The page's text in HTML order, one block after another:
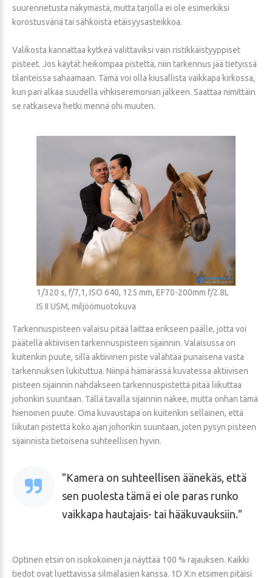
suurennetusta näkymästä, mutta tarjolla ei ole esimerkiksi
korostusväriä tai sähköistä etäisyysasteikkoa.
Valikosta kannattaa kytkeä valittaviksi vain ristikkäistyyppiset
pisteet. Jos käytät heikompaa pistettä, niin tarkennus jää tietyissä
tilanteissa sahaamaan. Tämä voi olla kiusallista vaikkapa kirkossa,
kun pari alkaa suudella vihkiseremonian jälkeen. Saattaa nimittäin
se ratkaiseva hetki mennä ohi muuten.
1/320 s, f/7,1, ISO 640, 125 mm, EF70-200mm f/2.8L
IS II USM, miljöömuotokuva
Tarkennuspisteen valaisu pitää laittaa erikseen päälle, jotta voi
päätellä aktiivisen tarkennuspisteen sijainnin. Valaisussa on
kuitenkin puute, sillä aktiivinen piste välähtää punaisena vasta
tarkennuksen lukituttua. Niinpä hämärässä kuvatessa aktiivisen
pisteen sijainnin nähdäkseen tarkennuspistettä pitää liikuttaa
johonkin suuntaan. Tällä tavalla sijainnin näkee, mutta onhan tämä
hienoinen puute. Oma kuvaustapa on kuitenkin sellainen, että
liikutan pistettä koko ajan johonkin suuntaan, joten pysyn pisteen
sijainnista tietoisena suhteellisen hyvin.
Kamera on suhteellisen äänekäs, että
sen puolesta tämä ei ole paras runko
vaikkapa hautajais- tai hääkuvauksiin.
Optinen etsin on isokokoinen ja näyttää 100 % rajauksen. Kaikki
tiedot ovat luettavissa silmälasien kanssa. 1D X:n etsimen pitäisi